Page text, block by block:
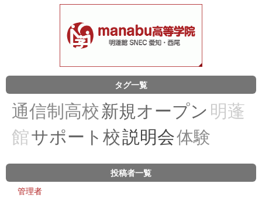
タグ一覧
通信制高校新規オープン明蓬
館サポート校説明会体験
投稿者一覧
管理者